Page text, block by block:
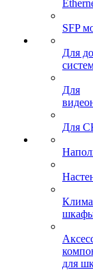
SFP
Для
Для
Для
для